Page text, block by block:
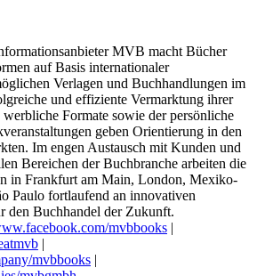
MVB macht Bücher
auf Basis internationaler
Verlagen und Buchhandlungen im
und effiziente Vermarktung ihrer
Formate sowie der persönliche
geben Orientierung in den
Im engen Austausch mit Kunden und
Bereichen der Buchbranche arbeiten die
in Frankfurt am Main, London, Mexiko-
Paulo fortlaufend an innovativen
den Buchhandel der Zukunft.
mvbbooks |
|
mvbbooks |